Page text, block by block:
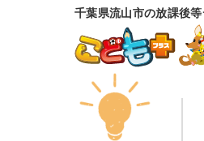
千葉県流山市の放課後